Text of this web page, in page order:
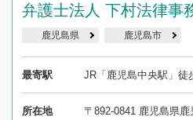
弁護士法人 下村法律事
鹿児島県 鹿児島市
最寄駅 JR「鹿児島中央駅」徒
所在地
〒892-0841 鹿児島県